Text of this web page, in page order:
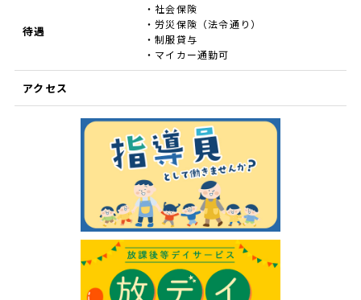
待遇
・社会保険
・労災保険（法令通り）
・制服貸与
・マイカー通勤可
アクセス